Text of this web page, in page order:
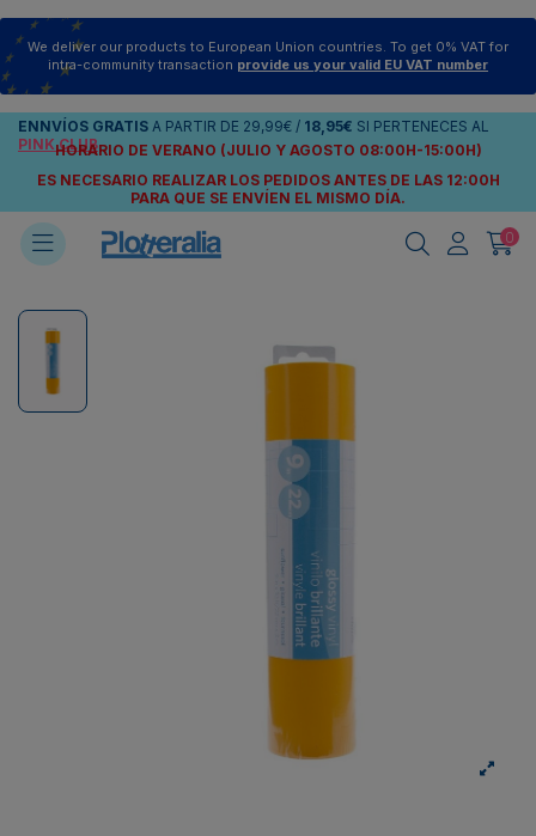
We deliver our products to European Union countries. To get 0% VAT for
intra-community transaction provide us your valid EU VAT number
ENNVÍOS GRATIS A PARTIR DE 29,99€ / 18,95€ SI PERTENECES AL
PINK CLUB
HORARIO DE VERANO (JULIO Y AGOSTO 08:00H-15:00H)
ES NECESARIO REALIZAR LOS PEDIDOS ANTES DE LAS 12:00H
PARA QUE SE ENVÍEN EL MISMO DÍA.
0